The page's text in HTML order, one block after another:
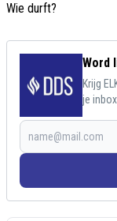
Wie durft?
Word
Krijg
je